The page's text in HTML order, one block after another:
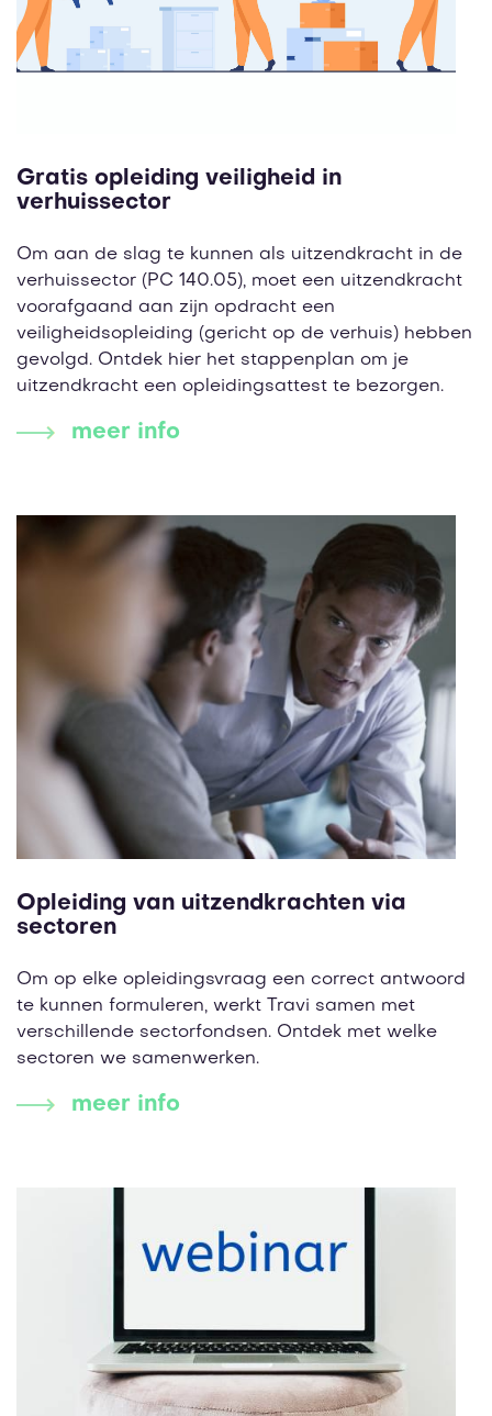
Gratis opleiding veiligheid in
verhuissector
Om aan de slag te kunnen als uitzendkracht in de
verhuissector (PC 140.05), moet een uitzendkracht
voorafgaand aan zijn opdracht een
veiligheidsopleiding (gericht op de verhuis) hebben
gevolgd. Ontdek hier het stappenplan om je
uitzendkracht een opleidingsattest te bezorgen.
meer info
Opleiding van uitzendkrachten via
sectoren
Om op elke opleidingsvraag een correct antwoord
te kunnen formuleren, werkt Travi samen met
verschillende sectorfondsen. Ontdek met welke
sectoren we samenwerken.
meer info